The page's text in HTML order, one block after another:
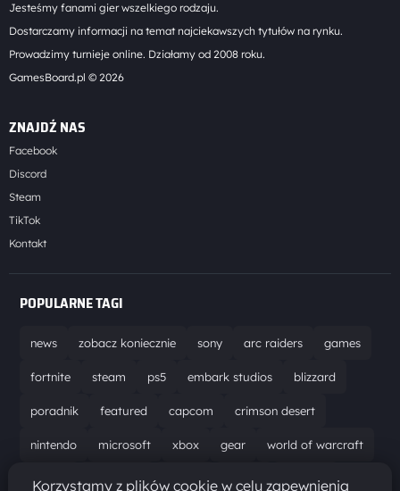
Jesteśmy fanami gier wszelkiego rodzaju.
Dostarczamy informacji na temat najciekawszych tytułów na rynku.
Prowadzimy turnieje online. Działamy od 2008 roku.
GamesBoard.pl © 2026
ZNAJDŹ NAS
Facebook
Discord
Steam
TikTok
Kontakt
POPULARNE TAGI
news zobacz koniecznie sony arc raiders games
fortnite steam ps5 embark studios blizzard
poradnik featured capcom crimson desert
nintendo microsoft xbox gear world of warcraft
solucja marathon ubisoft bungie recenzja
Korzystamy z plików cookie w celu zapewnienia